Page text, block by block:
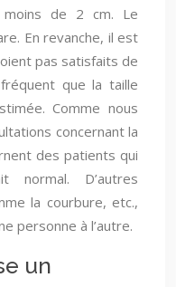
de 2 cm. Le
En revanche, il est
pas satisfaits de
que la taille
Comme nous
concernant la
des patients qui
D’autres
la courbure, etc.,
personne à l’autre.
un